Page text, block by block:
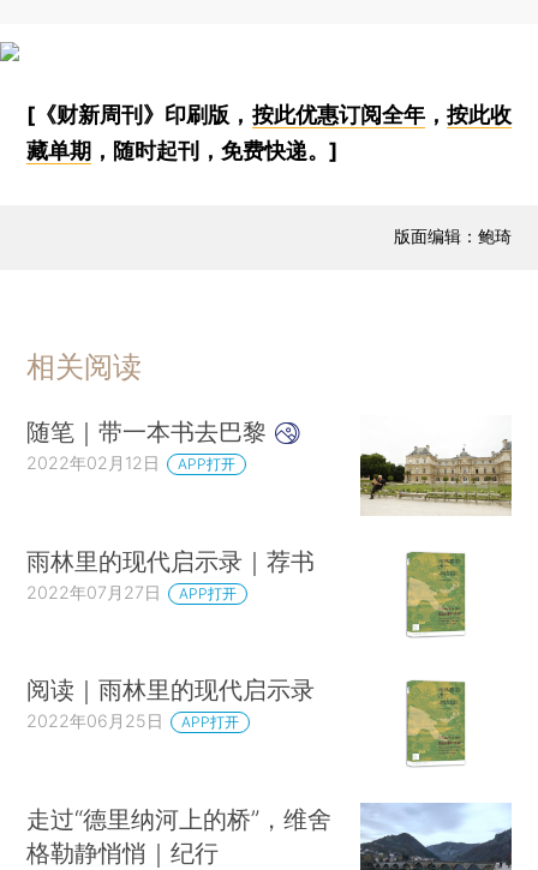
[《财新周刊》印刷版， 按此优惠订阅全年， 按此收
藏单期 ，随时起刊，免费快递。]
版面编辑：鲍琦
相关阅读
随笔｜带一本书去巴黎
2022年02月12日 APP打开
雨林里的现代启示录｜荐书
2022年07月27日 APP打开
阅读｜雨林里的现代启示录
2022年06月25日 APP打开
走过“德里纳河上的桥”，维舍
格勒静悄悄｜纪行